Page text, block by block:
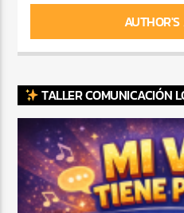
TALLER COMUNICACIÓN